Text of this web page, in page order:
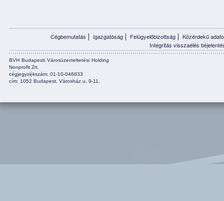
Cégbemutatás Igazgatóság Felügyelőbizottság
Közérdekű
Integritás visszaélés
BVH Budapesti Városüzemeltetési Holding
Nonprofit Zrt.
cégjegyzékszám: 01-10-046833
cím: 1052 Budapest, Városház u. 9-11.